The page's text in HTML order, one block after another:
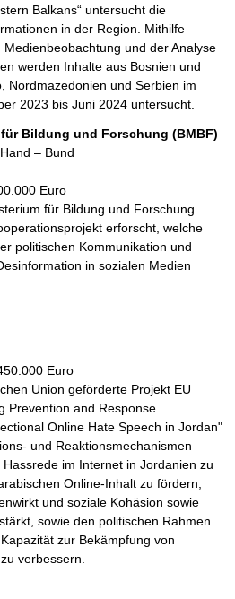
Balkans“ untersucht die
in der Region. Mithilfe
und der Analyse
werden Inhalte aus Bosnien und
Nordmazedonien und Serbien im
2023 bis Juni 2024 untersucht.
Bildung und Forschung (BMBF)
– Bund
Euro
für Bildung und Forschung
erforscht, welche
politischen Kommunikation und
in sozialen Medien
Euro
Union geförderte Projekt EU
Prevention and Response
Online Hate Speech in Jordan"
und Reaktionsmechanismen
im Internet in Jordanien zu
Online-Inhalt zu fördern,
und soziale Kohäsion sowie
sowie den politischen Rahmen
zur Bekämpfung von
verbessern.